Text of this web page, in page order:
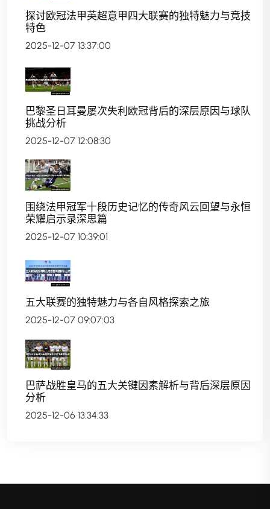
探讨欧冠法甲英超意甲四大联赛的独特魅力与竞技
特色
2025-12-07 13:37:00
巴黎圣日耳曼屡次失利欧冠背后的深层原因与球队
挑战分析
2025-12-07 12:08:30
围绕法甲冠军十段历史记忆的传奇风云回望与永恒
荣耀启示录深思篇
2025-12-07 10:39:01
五大联赛的独特魅力与各自风格探索之旅
2025-12-07 09:07:03
巴萨战胜皇马的五大关键因素解析与背后深层原因
分析
2025-12-06 13:34:33